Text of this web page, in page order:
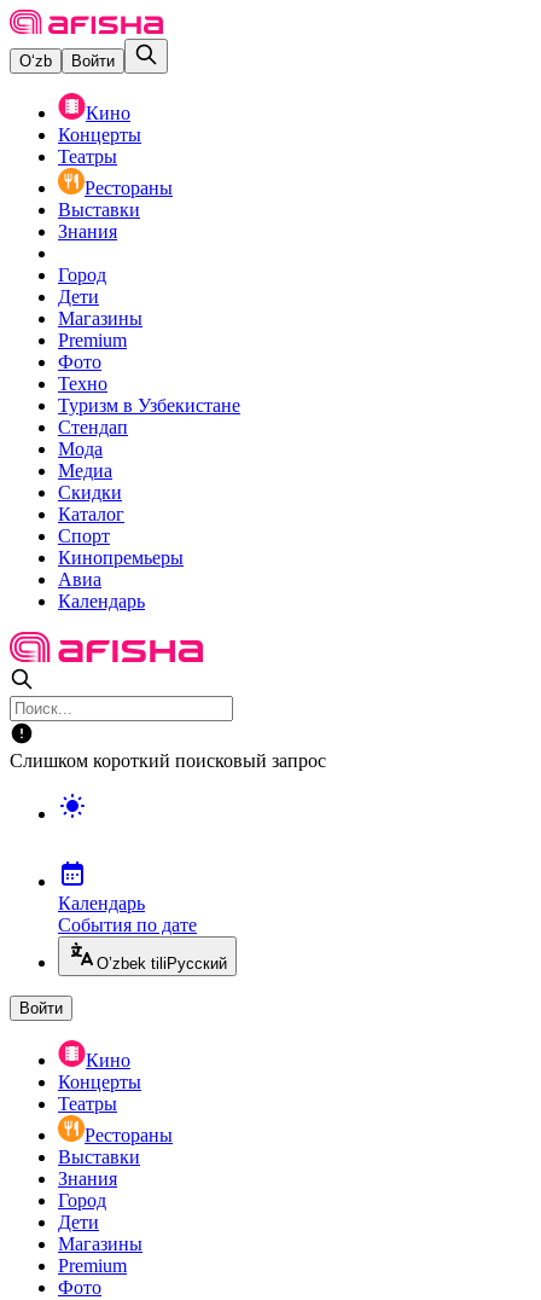
O‘zb Войти
Кино
Концерты
Театры
Рестораны
Выставки
Знания
Город
Дети
Магазины
Premium
Фото
Техно
Туризм в Узбекистане
Стендап
Мода
Медиа
Скидки
Каталог
Спорт
Кинопремьеры
Авиа
Календарь
Слишком короткий поисковый запрос
Календарь
События по дате
O’zbek tili Русский
Войти
Кино
Концерты
Театры
Рестораны
Выставки
Знания
Город
Дети
Магазины
Premium
Фото